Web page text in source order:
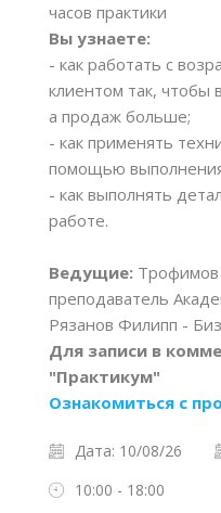
часов практики
Вы узнаете:
- как работать с
клиентом так,
а продаж больше;
- как применять
помощью
- как выполнять
работе.
Ведущие: Трофимов
преподаватель
Рязанов Филипп -
Для записи в
"Практикум"
Ознакомиться с
Дата: 10/08/26
10:00 - 18:00